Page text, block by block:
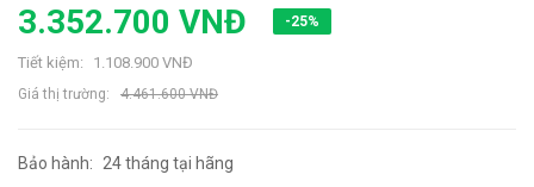
3.352.700 VNĐ -25%
Tiết kiệm: 1.108.900 VNĐ
Giá thị trường: 4.461.600 VNĐ
Bảo hành: 24 tháng tại hãng